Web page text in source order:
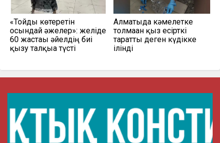
«Тойды көтеретін
осындай әжелер»: желіде
60 жастағы әйелдің биі
қызу талқыға түсті
Алматыда кәмелетке
толмаған қыз есірткі
таратты деген күдікке
ілінді